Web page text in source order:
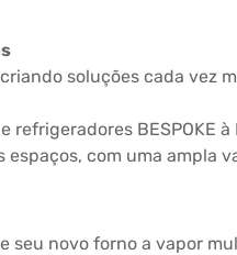
soluções cada vez
BESPOKE
com uma ampla
seu novo forno a vapor